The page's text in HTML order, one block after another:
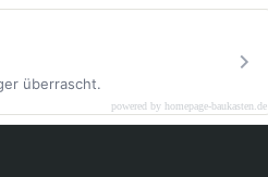
überrascht.
powered by homepage-baukasten.de